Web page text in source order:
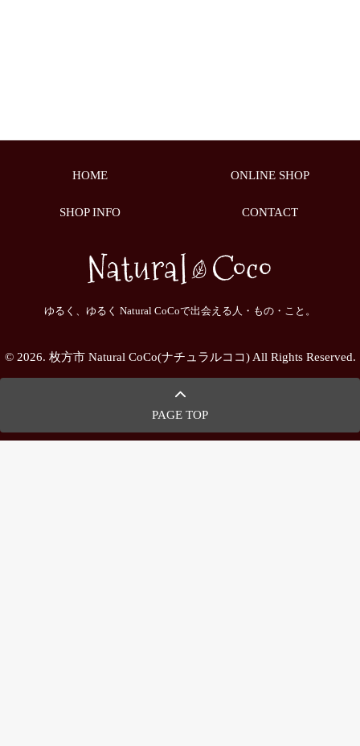
HOME ONLINE SHOP
SHOP INFO CONTACT
ゆるく、ゆるく Natural CoCoで出会える人・もの・こと。
© 2026. 枚方市 Natural CoCo(ナチュラルココ) All Rights Reserved.
PAGE TOP